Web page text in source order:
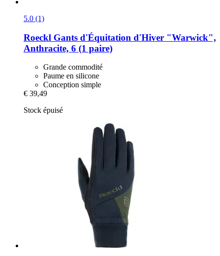
5.0 (1)
Roeckl Gants d'Équitation d'Hiver "Warwick",
Anthracite, 6 (1 paire)
Grande commodité
Paume en silicone
Conception simple
€ 39,49
Stock épuisé